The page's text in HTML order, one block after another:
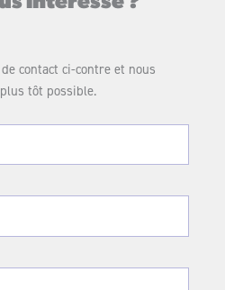
contact ci-contre et nous
tôt possible.